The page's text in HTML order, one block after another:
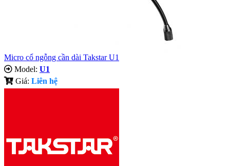
Micro cổ ngỗng cần dài Takstar U1
Model: U1
Giá: Liên hệ